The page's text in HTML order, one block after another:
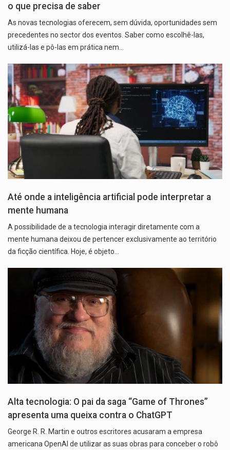
o que precisa de saber
As novas tecnologias oferecem, sem dúvida, oportunidades sem
precedentes no sector dos eventos. Saber como escolhê-las,
utilizá-las e pô-las em prática nem…
Até onde a inteligência artificial pode interpretar a
mente humana
A possibilidade de a tecnologia interagir diretamente com a
mente humana deixou de pertencer exclusivamente ao território
da ficção científica. Hoje, é objeto…
Alta tecnologia: O pai da saga “Game of Thrones”
apresenta uma queixa contra o ChatGPT
George R. R. Martin e outros escritores acusaram a empresa
americana OpenAI de utilizar as suas obras para conceber o robô